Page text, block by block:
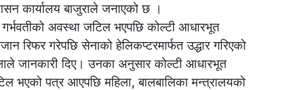
कार्यालय बाजुराले जनाएको छ ।
अवस्था जटिल भएपछि कोल्टी आधारभूत
रिफर गरेपछि सेनाको हेलिकप्टरमार्फत उद्धार गरिएको
जानकारी दिए। उनका अनुसार कोल्टी आधारभूत
भएको पत्र आएपछि महिला, बालबालिका मन्त्रालयको